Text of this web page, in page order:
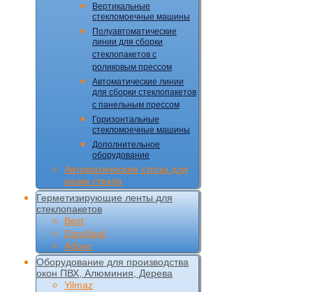
Вертикальные
стекломоечные машины
Полуавтоматические
линии для сборки
стеклопакетов с
роликовым прессом
Автоматические линии
для сборки стеклопакетов
с панельным прессом
Горизонтальные
стекломоечные машины
Дополнительное
оборудование
Автоматические столы для
резки стекла
Герметизирующие ленты для
стеклопакетов
Best
DuraSeal
Абрис
Оборудование для производства
окон ПВХ, Алюминия, Дерева
Yilmaz